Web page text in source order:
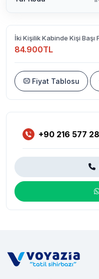
İki Kişilik Kabinde Kişi Başı
84.900TL
Fiyat Tablosu
+90 216 577